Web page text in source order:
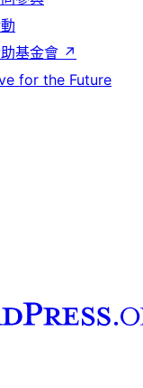
基金會 ↗
for the Future